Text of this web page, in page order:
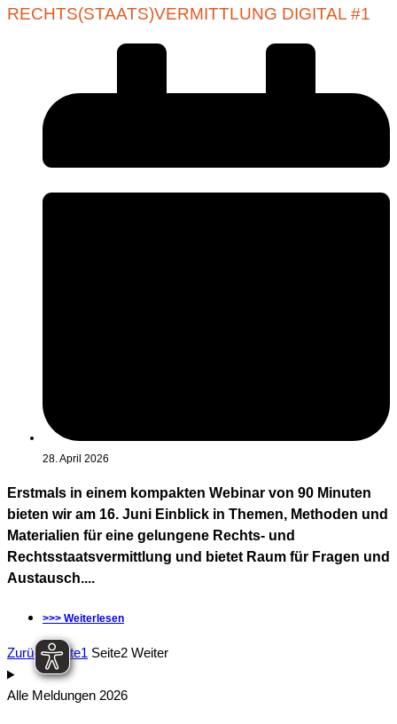
RECHTS(STAATS)VERMITTLUNG DIGITAL #1
28. April 2026
Erstmals in einem kompakten Webinar von 90 Minuten
bieten wir am 16. Juni Einblick in Themen, Methoden und
Materialien für eine gelungene Rechts- und
Rechtsstaatsvermittlung und bietet Raum für Fragen und
Austausch....
>>> Weiterlesen
Zurück Seite1 Seite2 Weiter
Alle Meldungen 2026